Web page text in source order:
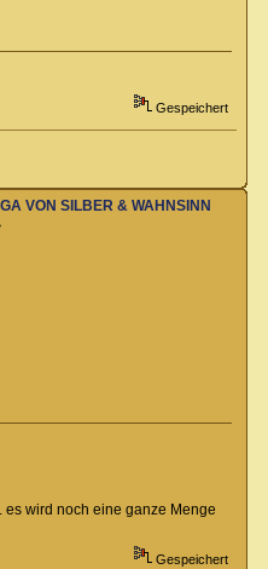
Gespeichert
VON SILBER & WAHNSINN
es wird noch eine ganze Menge
Gespeichert